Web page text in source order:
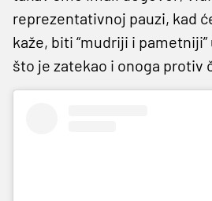
reprezentativnoj pauzi, kad
kaže, biti “mudriji i
što je zatekao i onoga protiv